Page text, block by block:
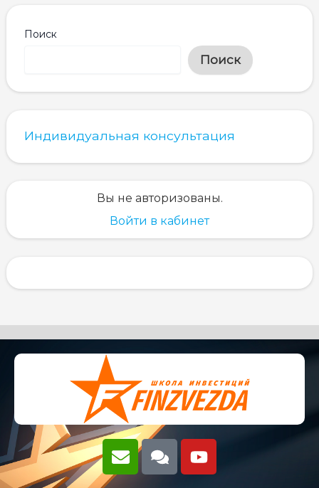
Поиск
Поиск
Индивидуальная консультация
Вы не авторизованы.
Войти в кабинет
E
n
C
o
Y
o